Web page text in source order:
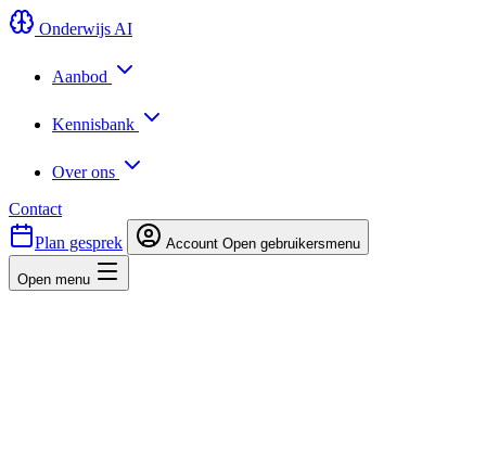
Onderwijs AI
Aanbod
Kennisbank
Over ons
Contact
Plan gesprek
Account Open gebruikersmenu
Open menu